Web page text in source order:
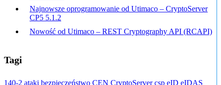
Najnowsze oprogramowanie od Utimaco – CryptoServer
CP5 5.1.2
Nowość od Utimaco – REST Cryptography API (RCAPI)
Tagi
140-2 ataki bezpieczeństwo CEN CryptoServer csp eID eIDAS